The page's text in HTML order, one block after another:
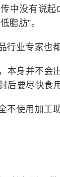
中没有说
脂肪”。
业专家也
身并不会
要尽快食
不使用加工助